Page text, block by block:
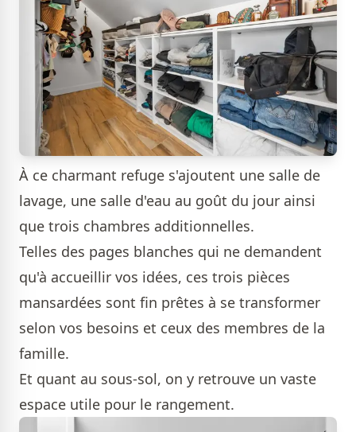
À ce charmant refuge s'ajoutent une salle de
lavage, une salle d'eau au goût du jour ainsi
que trois chambres additionnelles.
Telles des pages blanches qui ne demandent
qu'à accueillir vos idées, ces trois pièces
mansardées sont fin prêtes à se transformer
selon vos besoins et ceux des membres de la
famille.
Et quant au sous-sol, on y retrouve un vaste
espace utile pour le rangement.